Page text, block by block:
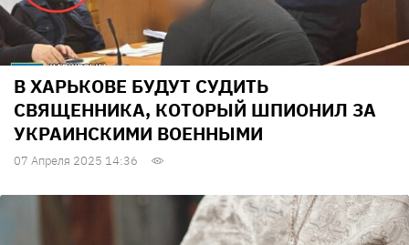
В ХАРЬКОВЕ БУДУТ СУДИТЬ
СВЯЩЕННИКА, КОТОРЫЙ ШПИОНИЛ ЗА
УКРАИНСКИМИ ВОЕННЫМИ
07 Апреля 2025 14:36